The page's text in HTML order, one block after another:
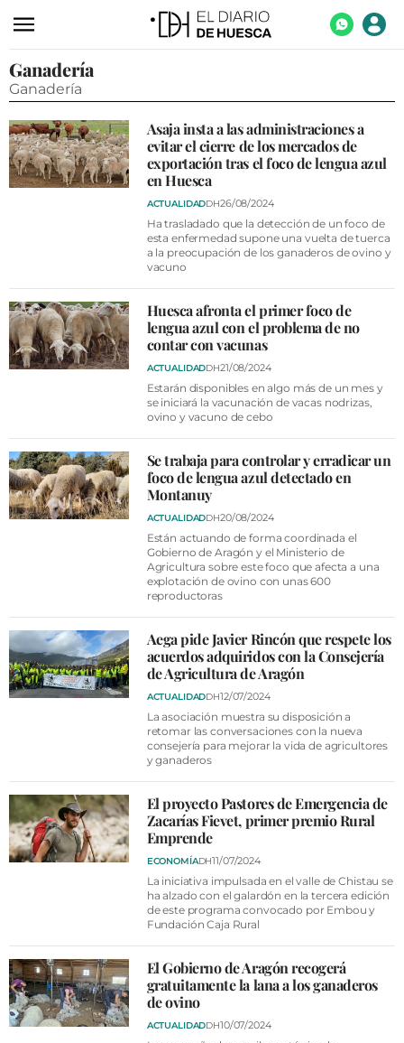
ACTUALIDAD
ECONOMÍA
TECNOLOGÍA
TURISMO
SOCIEDAD
OPINIÓN
GALERÍAS
CONTACTAR
FIESTAS EN EL ALTO ARAGÓN
FIESTAS DE SAN LORENZO
HORÓSCOPO
ESQUELAS
CLUB DEL AMIGO MILITANTE
INICIAR SESIÓN
Ganadería
Ganadería
Asaja insta a las administraciones a
evitar el cierre de los mercados de
exportación tras el foco de lengua azul
en Huesca
ACTUALIDADDH26/08/2024
Ha trasladado que la detección de un foco de
esta enfermedad supone una vuelta de tuerca
a la preocupación de los ganaderos de ovino y
vacuno
Huesca afronta el primer foco de
lengua azul con el problema de no
contar con vacunas
ACTUALIDADDH21/08/2024
Estarán disponibles en algo más de un mes y
se iniciará la vacunación de vacas nodrizas,
ovino y vacuno de cebo
Se trabaja para controlar y erradicar un
foco de lengua azul detectado en
Montanuy
ACTUALIDADDH20/08/2024
Están actuando de forma coordinada el
Gobierno de Aragón y el Ministerio de
Agricultura sobre este foco que afecta a una
explotación de ovino con unas 600
reproductoras
Aega pide Javier Rincón que respete los
acuerdos adquiridos con la Consejería
de Agricultura de Aragón
ACTUALIDADDH12/07/2024
La asociación muestra su disposición a
retomar las conversaciones con la nueva
consejería para mejorar la vida de agricultores
y ganaderos
El proyecto Pastores de Emergencia de
Zacarías Fievet, primer premio Rural
Emprende
ECONOMÍADH11/07/2024
La iniciativa impulsada en el valle de Chistau se
ha alzado con el galardón en la tercera edición
de este programa convocado por Embou y
Fundación Caja Rural
El Gobierno de Aragón recogerá
gratuitamente la lana a los ganaderos
de ovino
ACTUALIDADDH10/07/2024